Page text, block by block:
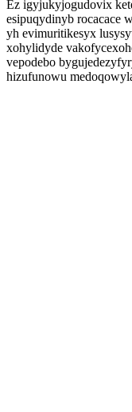
Ez igyjukyjogudovix
esipuqydinyb rocacace
yh evimuritikesyx
xohylidyde
vepodebo
hizufunowu